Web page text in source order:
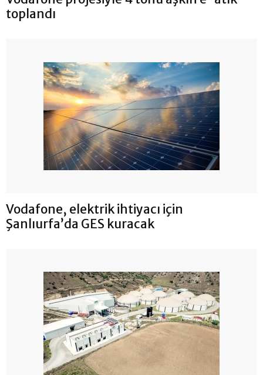
toplandı
Vodafone, elektrik ihtiyacı için
Şanlıurfa’da GES kuracak